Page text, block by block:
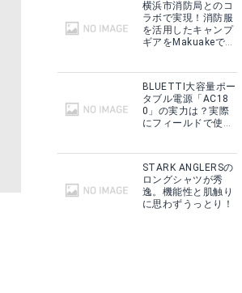
横浜市消防局とのコ
ラボで実現！消防服
を活用したキャンプ
ギアをMakuakeで予
BLUETTI大容量ポー
タブル電源「AC18
0」の実力は？実際
にフィールドで使用
STARK ANGLERSの
ロングシャツが秀
逸。機能性と肌触り
に思わずうっとり！